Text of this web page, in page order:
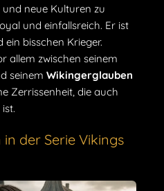
neue Kulturen zu
und einfallsreich. Er ist
bisschen Krieger.
allem zwischen seinem
seinem Wikingerglauben
Zerrissenheit, die auch
der Serie Vikings